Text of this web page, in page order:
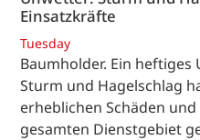
Einsatzkräfte
Tuesday
Baumholder. Ein
Sturm und Hagelschlag
erheblichen Schäden
gesamten Dienstgebiet